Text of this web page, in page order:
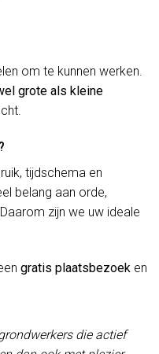
om te kunnen werken.
grote als kleine
tijdschema en
belang aan orde,
zijn we uw ideale
gratis plaatsbezoek en
die actief